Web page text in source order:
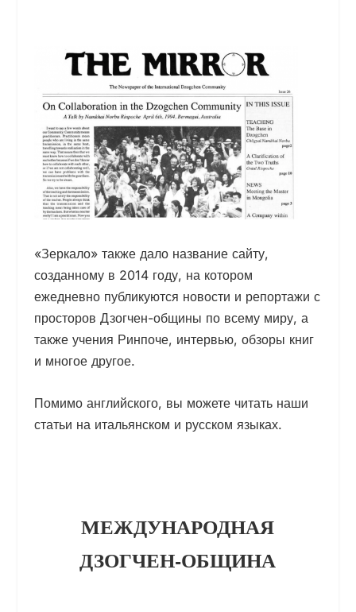
«Зеркало» также дало название сайту,
созданному в 2014 году, на котором
ежедневно публикуются новости и репортажи с
просторов Дзогчен-общины по всему миру, а
также учения Ринпоче, интервью, обзоры книг
и многое другое.
Помимо английского, вы можете читать наши
статьи на итальянском и русском языках.
МЕЖДУНАРОДНАЯ
ДЗОГЧЕН-ОБЩИНА